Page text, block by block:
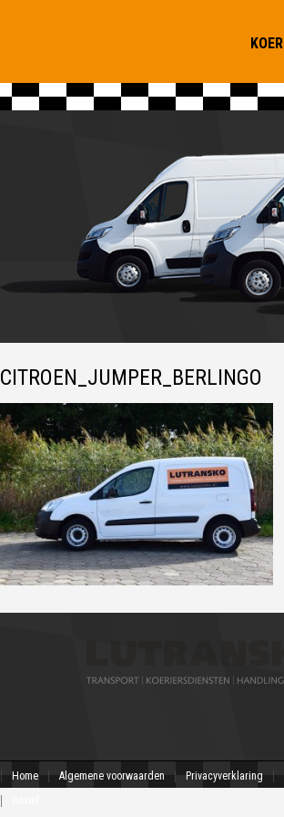
CITROEN_JUMPER_BERLINGO
Home Algemene voorwaarden Privacyverklaring